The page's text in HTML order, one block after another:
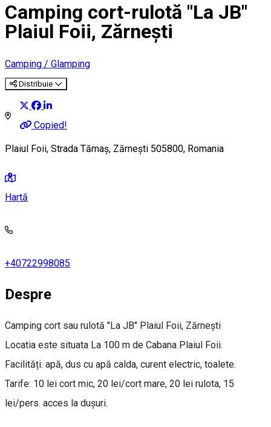
Camping cort-rulotă "La JB"
Plaiul Foii, Zărnești
Camping / Glamping
Distribuie
Copied!
Plaiul Foii, Strada Tămaş, Zărnești 505800, Romania
Hartă
+40722998085
Despre
Camping cort sau rulotă "La JB" Plaiul Foii, Zărnești
Locatia este situata La 100 m de Cabana Plaiul Foii.
Facilități: apă, dus cu apă calda, curent electric, toalete.
Tarife: 10 lei cort mic, 20 lei/cort mare, 20 lei rulota, 15
lei/pers. acces la duşuri.